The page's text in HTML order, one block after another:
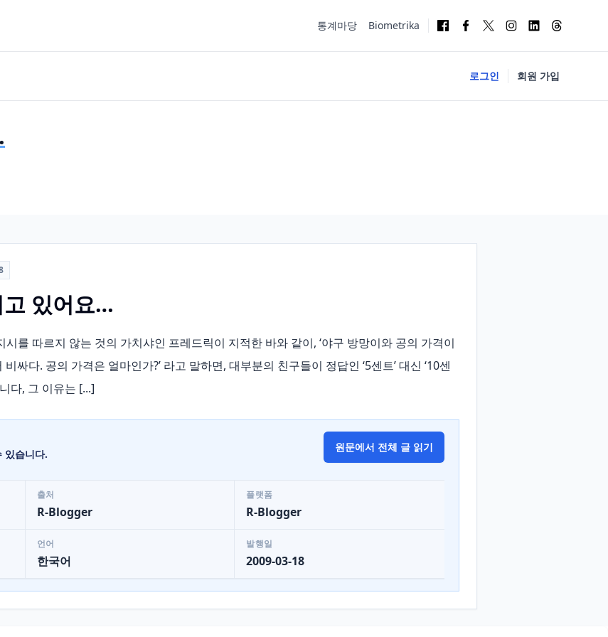
통계마당 Biometrika
로그인 회원 가입
고 있어요…
따르지 않는 것의 가치샤인 프레드릭이 지적한 바와 같이, ‘야구 방망이와 공의 가격이
싸다. 공의 가격은 얼마인가?’ 라고 말하면, 대부분의 친구들이 정답인 ‘5센트’ 대신 ‘10센
다, 그 이유는 [...]
있습니다.
원문에서 전체 글 읽기
출처
R-Blogger
플랫폼
R-Blogger
언어
한국어
발행일
2009-03-18